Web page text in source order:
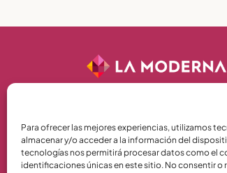
Para ofrecer las mejores experiencias, utilizamos
almacenar y/o acceder a la información del
tecnologías nos permitirá procesar datos como el
identificaciones únicas en este sitio. No consentir
Términos y Condiciones
Política de Privacidad
Política de Cookies